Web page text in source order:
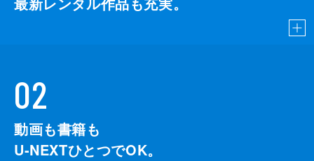
02
動画も書籍も
U-NEXTひとつでOK。